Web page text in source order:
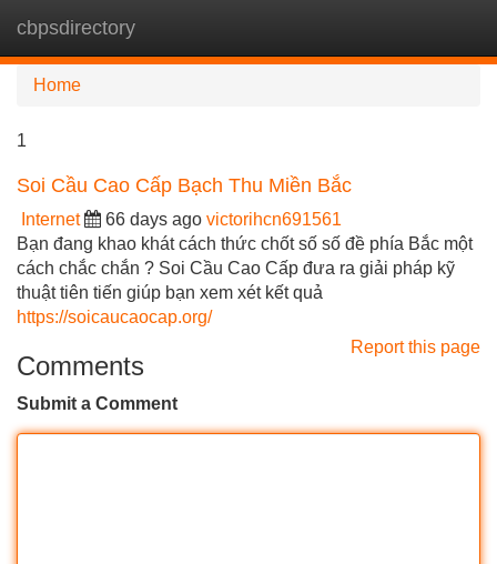
cbpsdirectory
Home
1
Soi Cầu Cao Cấp Bạch Thu Miền Bắc
Internet 66 days ago victorihcn691561
Bạn đang khao khát cách thức chốt số số đề phía Bắc một
cách chắc chắn ? Soi Cầu Cao Cấp đưa ra giải pháp kỹ
thuật tiên tiến giúp bạn xem xét kết quả
https://soicaucaocap.org/
Report this page
Comments
Submit a Comment